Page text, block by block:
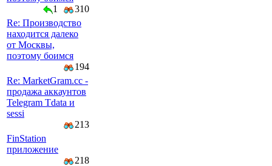
1
310
Re: Производство
находится далеко
от Москвы,
поэтому боимся
194
Re: MarketGram.cc -
продажа аккаунтов
Telegram Tdata и
sessi
213
FinStation
приложение
218